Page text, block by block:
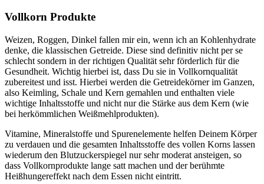
Vollkorn Produkte
Weizen, Roggen, Dinkel fallen mir ein, wenn ich an Kohlenhydrate
denke, die klassischen Getreide. Diese sind definitiv nicht per se
schlecht sondern in der richtigen Qualität sehr förderlich für die
Gesundheit. Wichtig hierbei ist, dass Du sie in Vollkornqualität
zubereitest und isst. Hierbei werden die Getreidekörner im Ganzen,
also Keimling, Schale und Kern gemahlen und enthalten viele
wichtige Inhaltsstoffe und nicht nur die Stärke aus dem Kern (wie
bei herkömmlichen Weißmehlprodukten).
Vitamine, Mineralstoffe und Spurenelemente helfen Deinem Körper
zu verdauen und die gesamten Inhaltsstoffe des vollen Korns lassen
wiederum den Blutzuckerspiegel nur sehr moderat ansteigen, so
dass Vollkornprodukte lange satt machen und der berühmte
Heißhungereffekt nach dem Essen nicht eintritt.